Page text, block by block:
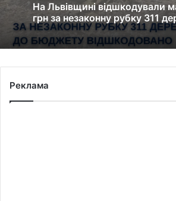
На Львівщині відшкодували
грн за незаконну рубку 311
Реклама